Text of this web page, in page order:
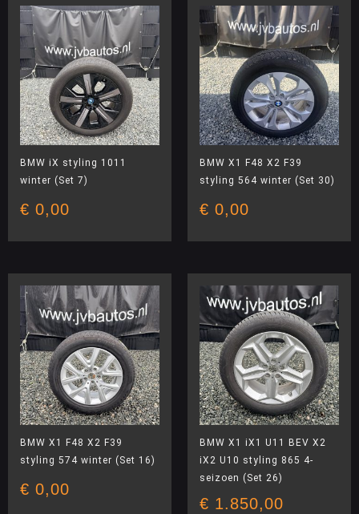
BMW iX styling 1011
winter (Set 7)
€ 0,00
BMW X1 F48 X2 F39
styling 564 winter (Set 30)
€ 0,00
BMW X1 F48 X2 F39
styling 574 winter (Set 16)
€ 0,00
BMW X1 iX1 U11 BEV X2
iX2 U10 styling 865 4-
seizoen (Set 26)
€ 1.850,00